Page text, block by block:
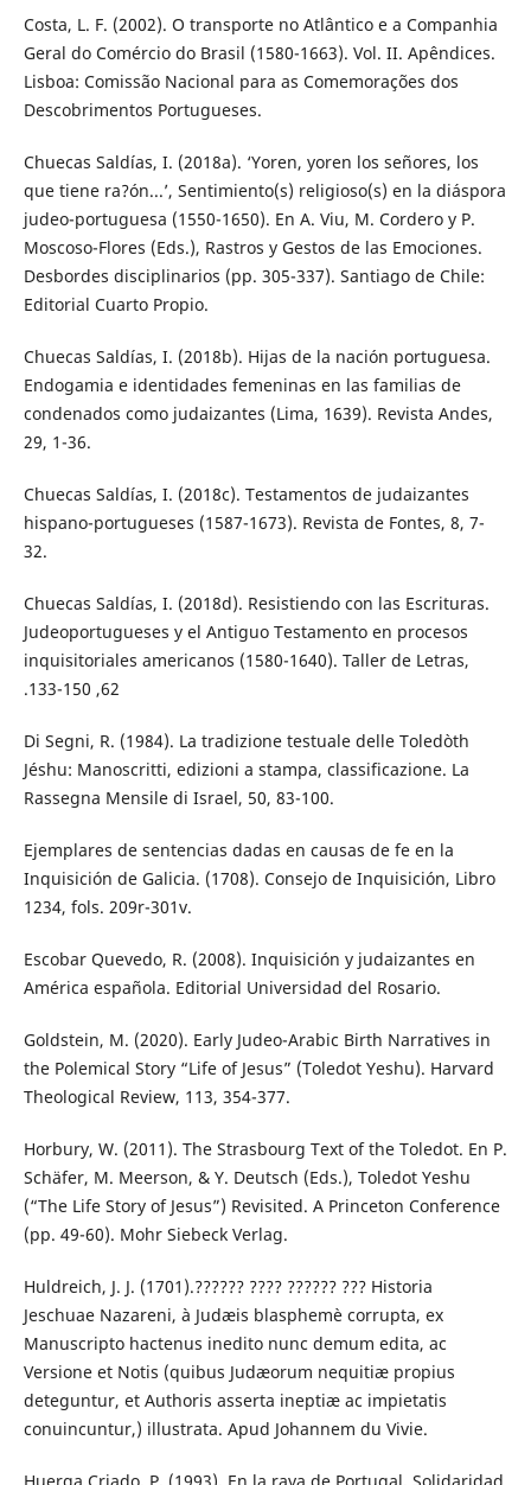
Costa, L. F. (2002). O transporte no Atlântico e a Companhia
Geral do Comércio do Brasil (1580-1663). Vol. II. Apêndices.
Lisboa: Comissão Nacional para as Comemorações dos
Descobrimentos Portugueses.
Chuecas Saldías, I. (2018a). ‘Yoren, yoren los señores, los
que tiene ra?ón...’, Sentimiento(s) religioso(s) en la diáspora
judeo-portuguesa (1550-1650). En A. Viu, M. Cordero y P.
Moscoso-Flores (Eds.), Rastros y Gestos de las Emociones.
Desbordes disciplinarios (pp. 305-337). Santiago de Chile:
Editorial Cuarto Propio.
Chuecas Saldías, I. (2018b). Hijas de la nación portuguesa.
Endogamia e identidades femeninas en las familias de
condenados como judaizantes (Lima, 1639). Revista Andes,
29, 1-36.
Chuecas Saldías, I. (2018c). Testamentos de judaizantes
hispano-portugueses (1587-1673). Revista de Fontes, 8, 7-
32.
Chuecas Saldías, I. (2018d). Resistiendo con las Escrituras.
Judeoportugueses y el Antiguo Testamento en procesos
inquisitoriales americanos (1580-1640). Taller de Letras,
.133-150 ,62
Di Segni, R. (1984). La tradizione testuale delle Toledòth
Jéshu: Manoscritti, edizioni a stampa, classificazione. La
Rassegna Mensile di Israel, 50, 83-100.
Ejemplares de sentencias dadas en causas de fe en la
Inquisición de Galicia. (1708). Consejo de Inquisición, Libro
1234, fols. 209r-301v.
Escobar Quevedo, R. (2008). Inquisición y judaizantes en
América española. Editorial Universidad del Rosario.
Goldstein, M. (2020). Early Judeo-Arabic Birth Narratives in
the Polemical Story “Life of Jesus” (Toledot Yeshu). Harvard
Theological Review, 113, 354-377.
Horbury, W. (2011). The Strasbourg Text of the Toledot. En P.
Schäfer, M. Meerson, & Y. Deutsch (Eds.), Toledot Yeshu
(“The Life Story of Jesus”) Revisited. A Princeton Conference
(pp. 49-60). Mohr Siebeck Verlag.
Huldreich, J. J. (1701).?????? ???? ?????? ??? Historia
Jeschuae Nazareni, à Judæis blasphemè corrupta, ex
Manuscripto hactenus inedito nunc demum edita, ac
Versione et Notis (quibus Judæorum nequitiæ propius
deteguntur, et Authoris asserta ineptiæ ac impietatis
conuincuntur,) illustrata. Apud Johannem du Vivie.